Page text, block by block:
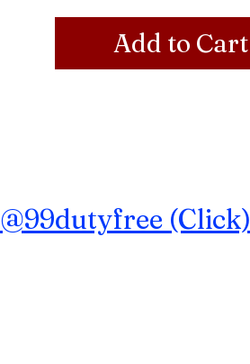
Add to Cart
@99dutyfree (Click)